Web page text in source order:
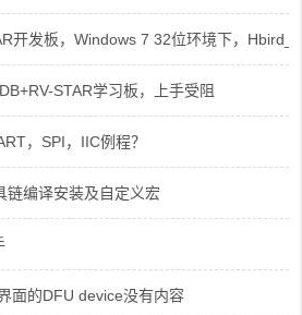
开发板，Windows 7 32位环境下，
STAR学习板，上手受阻
，SPI，IIC例程？
链编译安装及自定义宏
面的DFU device没有内容